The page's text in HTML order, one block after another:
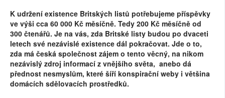
K udržení existence Britských listů potřebujeme příspěvky
ve výši cca 60 000 Kč měsíčně. Tedy 200 Kč měsíčně od
300 čtenářů. Je na vás, zda Britské listy budou po dvaceti
letech své nezávislé existence dál pokračovat. Jde o to,
zda má česká společnost zájem o tento věcný, na nikom
nezávislý zdroj informací z vnějšího světa, anebo dá
přednost nesmyslům, které šíří konspirační weby i většina
domácích sdělovacích prostředků.